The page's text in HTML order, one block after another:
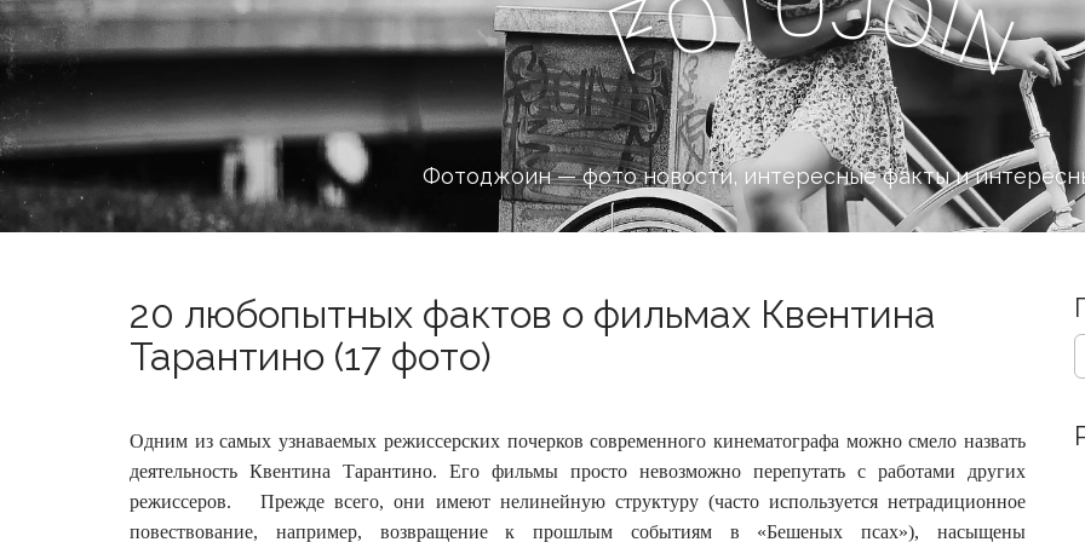
F i
n
Фотоджоин — фото новости, интересные факты и
20 любопытных фактов о фильмах Квентина
Тарантино (17 фото)
Одним из самых узнаваемых режиссерских почерков современного кинематографа можно смело назвать
деятельность Квентина Тарантино. Его фильмы просто невозможно перепутать с работами других
режиссеров.
Прежде всего, они имеют нелинейную структуру (часто используется нетрадиционное
повествование, например, возвращение к прошлым событиям в «Бешеных псах»), насыщены
S
e
c